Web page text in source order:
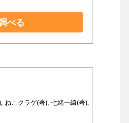
べる
ねこクラゲ(著), 七緒一綺(著),